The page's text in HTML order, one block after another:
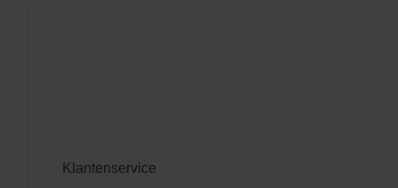
Klantenservice